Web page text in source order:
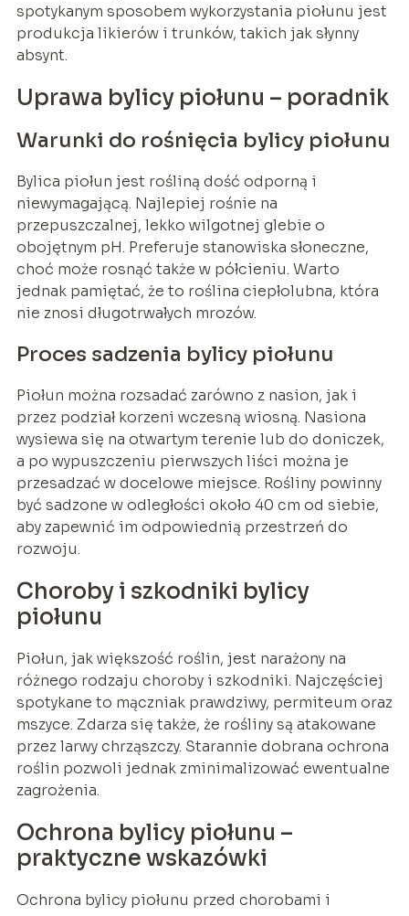
spotykanym sposobem wykorzystania piołunu jest
produkcja likierów i trunków, takich jak słynny
absynt.
Uprawa bylicy piołunu – poradnik
Warunki do rośnięcia bylicy piołunu
Bylica piołun jest rośliną dość odporną i
niewymagającą. Najlepiej rośnie na
przepuszczalnej, lekko wilgotnej glebie o
obojętnym pH. Preferuje stanowiska słoneczne,
choć może rosnąć także w półcieniu. Warto
jednak pamiętać, że to roślina ciepłolubna, która
nie znosi długotrwałych mrozów.
Proces sadzenia bylicy piołunu
Piołun można rozsadać zarówno z nasion, jak i
przez podział korzeni wczesną wiosną. Nasiona
wysiewa się na otwartym terenie lub do doniczek,
a po wypuszczeniu pierwszych liści można je
przesadzać w docelowe miejsce. Rośliny powinny
być sadzone w odległości około 40 cm od siebie,
aby zapewnić im odpowiednią przestrzeń do
rozwoju.
Choroby i szkodniki bylicy
piołunu
Piołun, jak większość roślin, jest narażony na
różnego rodzaju choroby i szkodniki. Najczęściej
spotykane to mączniak prawdziwy, permiteum oraz
mszyce. Zdarza się także, że rośliny są atakowane
przez larwy chrząszczy. Starannie dobrana ochrona
roślin pozwoli jednak zminimalizować ewentualne
zagrożenia.
Ochrona bylicy piołunu –
praktyczne wskazówki
Ochrona bylicy piołunu przed chorobami i